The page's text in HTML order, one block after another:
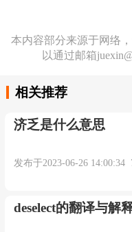
本内容部分来源于网络
以通过邮箱
相关推荐
济乏是什么意思
发布于2023-06-26 14:00:34
deselect的翻译与解